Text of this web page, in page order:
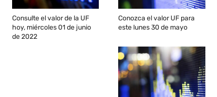
Consulte el valor de la UF
hoy, miércoles 01 de junio
de 2022
Conozca el valor UF para
este lunes 30 de mayo